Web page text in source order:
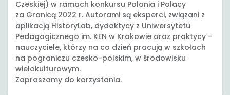
Czeskiej) w ramach konkursu Polonia i Polacy
za Granicą 2022 r. Autorami są eksperci, związani z
aplikacją HistoryLab, dydaktycy z Uniwersytetu
Pedagogicznego im. KEN w Krakowie oraz praktycy –
nauczyciele, którzy na co dzień pracują w szkołach
na pograniczu czesko-polskim, w środowisku
wielokulturowym.
Zapraszamy do korzystania.